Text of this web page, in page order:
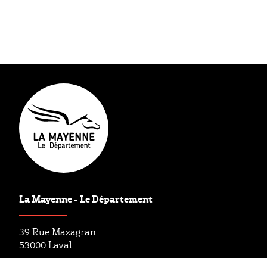
La Mayenne - Le Département
39 Rue Mazagran
53000 Laval